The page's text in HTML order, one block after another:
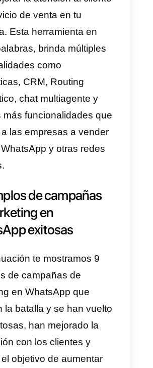
con tus clientes de forma
es que el WhatsApp
permite ofrecer
y descuentos
a los clientes, esto
la lealtad y el compromiso
la marca. También es una
de los clientes de
rápida y eficiente.
elWhatsApp
es una estrategia
y fácil de
ya que solo se
un dispositivo móvil con
a internet y no se